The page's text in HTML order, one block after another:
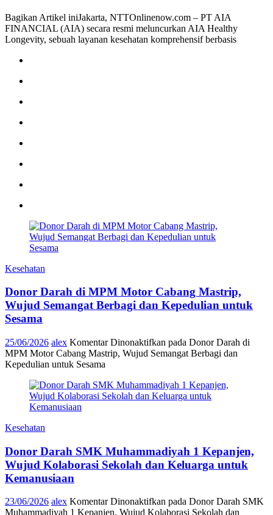
Bagikan Artikel iniJakarta, NTTOnlinenow.com – PT AIA
FINANCIAL (AIA) secara resmi meluncurkan AIA Healthy
Longevity, sebuah layanan kesehatan komprehensif berbasis
Kesehatan
Donor Darah di MPM Motor Cabang Mastrip,
Wujud Semangat Berbagi dan Kepedulian untuk
Sesama
25/06/2026 alex Komentar Dinonaktifkan pada Donor Darah di
MPM Motor Cabang Mastrip, Wujud Semangat Berbagi dan
Kepedulian untuk Sesama
Kesehatan
Donor Darah SMK Muhammadiyah 1 Kepanjen,
Wujud Kolaborasi Sekolah dan Keluarga untuk
Kemanusiaan
23/06/2026 alex Komentar Dinonaktifkan pada Donor Darah SMK
Muhammadiyah 1 Kepanjen, Wujud Kolaborasi Sekolah dan